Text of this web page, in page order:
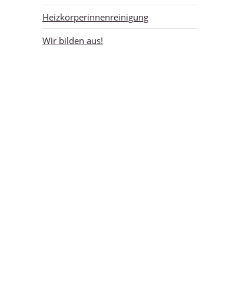
Heizkörperinnenreinigung
Wir bilden aus!